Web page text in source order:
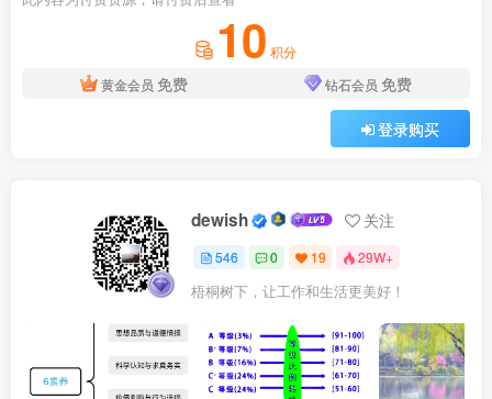
6.进入新时代，我们要进行伟大斗争、建设伟大工程、
推进伟大事业、实现伟大梦想，必须深入学习和运用马克思
主义哲学，不断提高广大干部解决我国改革发展基本问题的
①能为我国解决改革发展问题提供具体方法 ②是无
产阶级的科学的世界观和方法论
③在实践基础上实现了科学性和革命性的统一 ④是指
导我们有效改造世界的终极真理
A.①② B.①④ C.②③ D.③④
10 积分
黄金会员 免费 钻石会员 免费
登录购买
dewish 关注
546 0 19 29W+
梧桐树下，让工作和生活更美好！